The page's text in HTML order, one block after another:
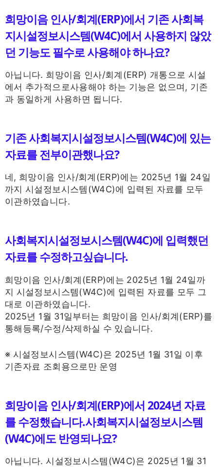
희망이음 인사/회계(ERP)에서 기존 사회복
지시설정보시스템(W4C)에서 사용하지 않았
던 기능도 필수로 사용해야 하나요?
아닙니다. 희망이음 인사/회계(ERP) 개통으로 시설
에서 추가적으로사용해야 하는 기능은 없으며, 기존
과 동일하게 사용하면 됩니다.
기존 사회복지시설정보시스템(W4C)에 있는
자료를 전부이관했나요?
네, 희망이음 인사/회계(ERP)에는 2025년 1월 24일
까지 시설정보시스템(W4C)에 입력된 자료를 모두
이관하였습니다.
사회복지시설정보시스템(W4C)에 입력했던
자료를 수정하고싶습니다.
희망이음 인사/회계(ERP)에는 2025년 1월 24일까
지 시설정보시스템(W4C)에 입력된 자료를 모두 그
대로 이관하였습니다.
2025년 1월 31일부터는 희망이음 인사/회계(ERP)를
통해등록/수정/삭제하실 수 있습니다.
※ 시설정보시스템(W4C)은 2025년 1월 31일 이후
기존자료 조회용으로만 운영
희망이음 인사/회계(ERP)에서 2024년 자료
를 수정했습니다.사회복지시설정보시스템
(W4C)에도 반영되나요?
아닙니다. 시설정보시스템(W4C)은 2025년 1월 31